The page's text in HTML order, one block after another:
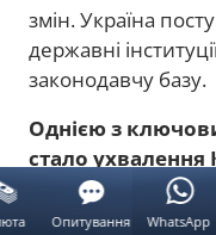
змін. Україна
державні
законодавчу базу.
Однією з
стало ухвалення
році.За
грошова реформа
Опитування WhatsApp